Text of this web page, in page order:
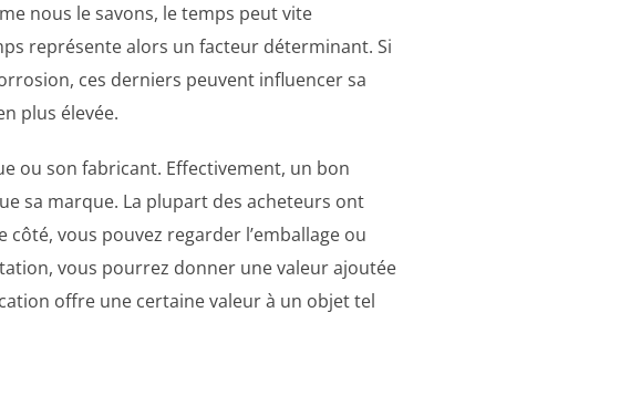
nous le savons, le temps peut vite
représente alors un facteur déterminant. Si
ces derniers peuvent influencer sa
plus élevée.
ou son fabricant. Effectivement, un bon
sa marque. La plupart des acheteurs ont
vous pouvez regarder l’emballage ou
vous pourrez donner une valeur ajoutée
offre une certaine valeur à un objet tel